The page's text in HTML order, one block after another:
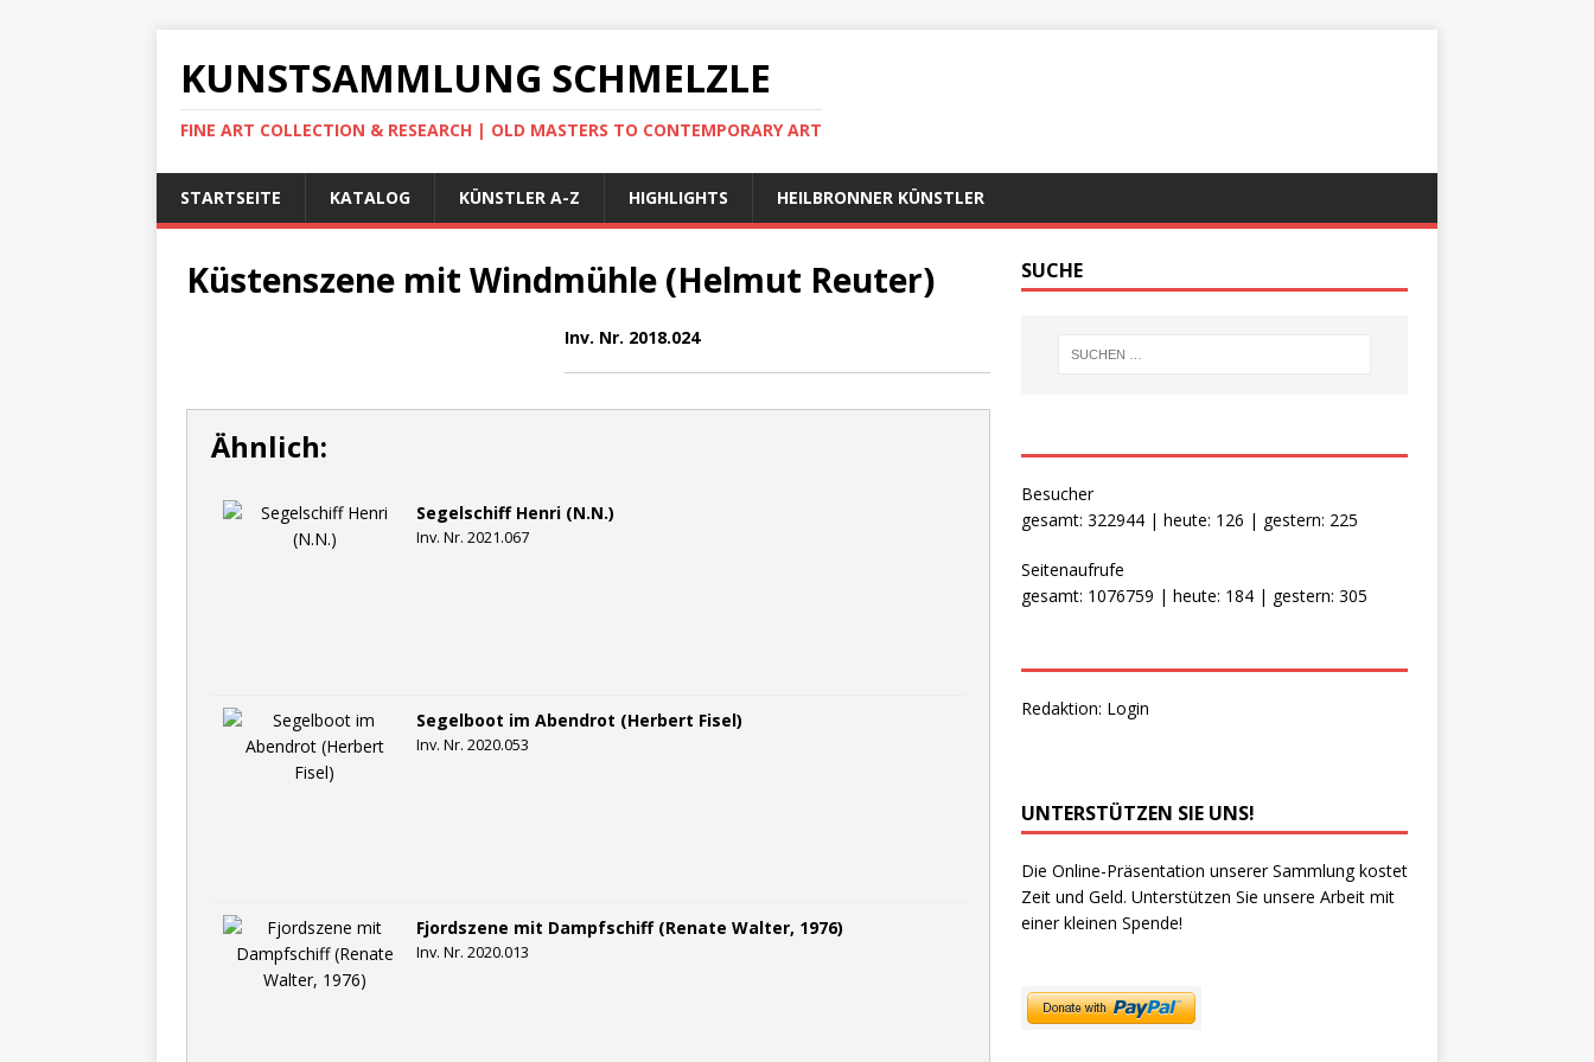
KUNSTSAMMLUNG SCHMELZLE
FINE ART COLLECTION & RESEARCH | OLD MASTERS TO CONTEMPORARY ART
STARTSEITE KATALOG KÜNSTLER A-Z HIGHLIGHTS HEILBRONNER KÜNSTLER
Küstenszene mit Windmühle (Helmut Reuter)
Inv. Nr. 2018.024
Ähnlich:
Segelschiff Henri (N.N.)
Inv. Nr. 2021.067
Segelboot im Abendrot (Herbert Fisel)
Inv. Nr. 2020.053
Fjordszene mit Dampfschiff (Renate Walter, 1976)
Inv. Nr. 2020.013
SUCHE
Besucher
gesamt: 322944 | heute: 126 | gestern: 225
Seitenaufrufe
gesamt: 1076759 | heute: 184 | gestern: 305
Redaktion: Login
UNTERSTÜTZEN SIE UNS!
Die Online-Präsentation unserer Sammlung kostet
Zeit und Geld. Unterstützen Sie unsere Arbeit mit
einer kleinen Spende!